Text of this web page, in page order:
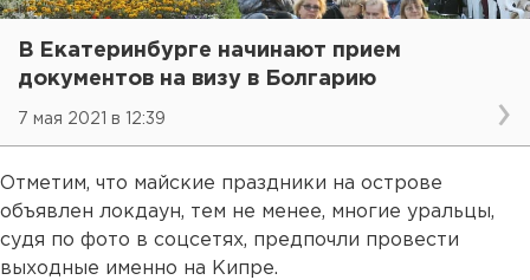
В Екатеринбурге начинают прием
документов на визу в Болгарию
7 мая 2021 в 12:39
Отметим, что майские праздники на острове
объявлен локдаун, тем не менее, многие уральцы,
судя по фото в соцсетях, предпочли провести
выходные именно на Кипре.